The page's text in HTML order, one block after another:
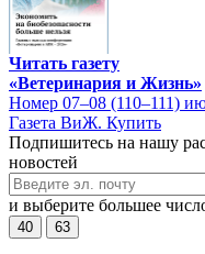
Читать газету
«Ветеринария и Жизнь»
Номер 07–08 (110–111)
Газета ВиЖ. Купить
Подпишитесь на нашу
новостей
и выберите большее
40 63